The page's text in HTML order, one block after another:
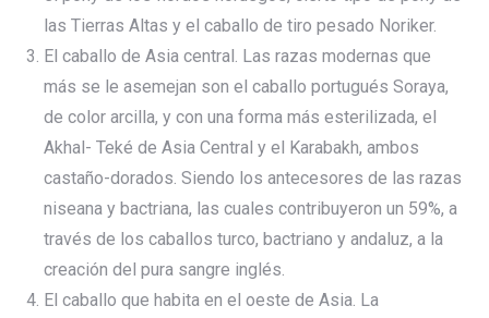
las Tierras Altas y el caballo de tiro pesado Noriker.
El caballo de Asia central. Las razas modernas que
más se le asemejan son el caballo portugués Soraya,
de color arcilla, y con una forma más esterilizada, el
Akhal- Teké de Asia Central y el Karabakh, ambos
castaño-dorados. Siendo los antecesores de las razas
niseana y bactriana, las cuales contribuyeron un 59%, a
través de los caballos turco, bactriano y andaluz, a la
creación del pura sangre inglés.
El caballo que habita en el oeste de Asia. La